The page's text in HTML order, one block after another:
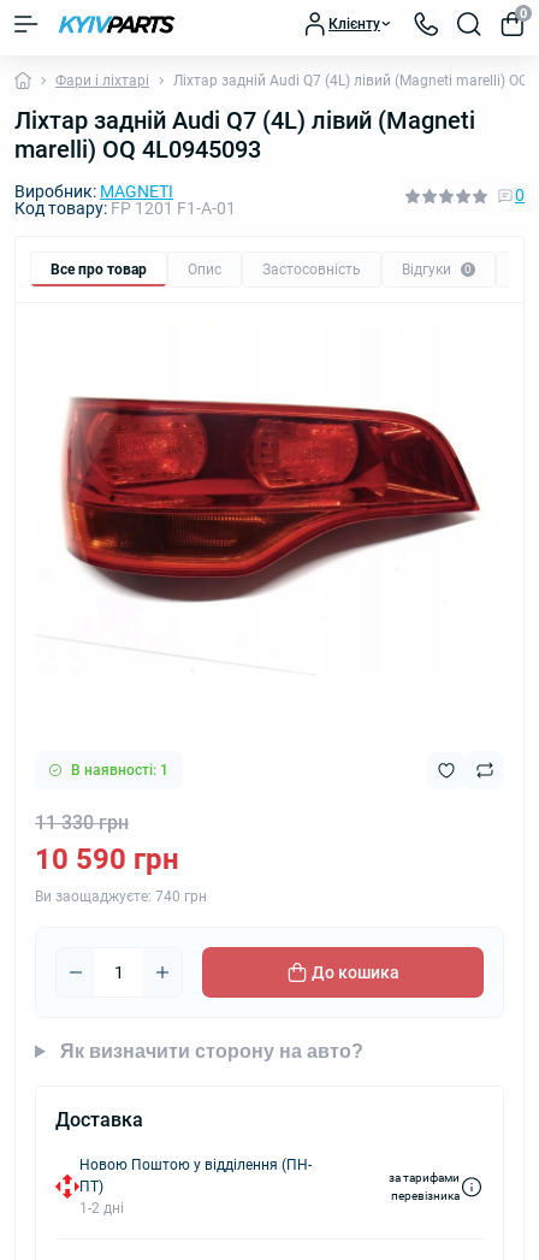
Клієнту
0
Фари і ліхтарі Ліхтар задній Audi Q7 (4L) лівий (Magneti marelli) OQ
Ліхтар задній Audi Q7 (4L) лівий (Magneti
marelli) OQ 4L0945093
Виробник: MAGNETI
Код товару: FP 1201 F1-A-01
0
Все про товар Опис Застосовність Відгуки 0
В наявності: 1
11 330 грн
10 590 грн
Ви заощаджуєте: 740 грн
До кошика
Як визначити сторону на авто?
Доставка
Новою Поштою у відділення (ПН-
ПТ)
1-2 дні
за тарифами
перевізника